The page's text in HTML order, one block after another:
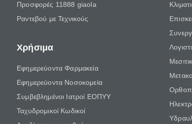
Προσφορές 11888 giaola
Ραντεβού με Τεχνικούς
Χρήσιμα
Εφημερεύοντα Φαρμακεία
Εφημερεύοντα Νοσοκομεία
Συμβεβλημένοι Ιατροί ΕΟΠΥΥ
Ταχυδρομικοί Κωδικοί